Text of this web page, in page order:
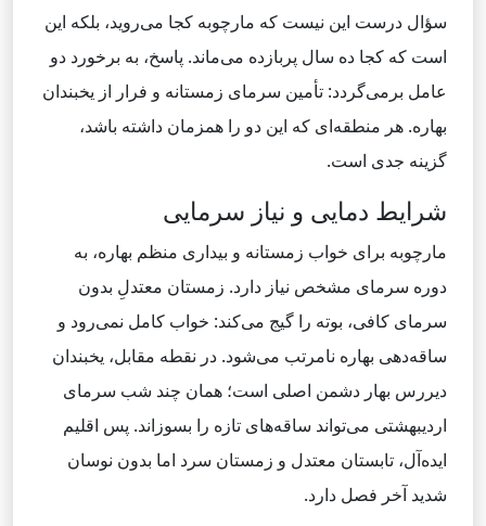
سؤال درست این نیست که مارچوبه کجا می‌روید، بلکه این
است که کجا ده سال پربازده می‌ماند. پاسخ، به برخورد دو
عامل برمی‌گردد: تأمین سرمای زمستانه و فرار از یخبندان
بهاره. هر منطقه‌ای که این دو را همزمان داشته باشد،
گزینه جدی است.
شرایط دمایی و نیاز سرمایی
مارچوبه برای خواب زمستانه و بیداری منظم بهاره، به
دوره سرمای مشخص نیاز دارد. زمستان معتدلِ بدون
سرمای کافی، بوته را گیج می‌کند: خواب کامل نمی‌رود و
ساقه‌دهی بهاره نامرتب می‌شود. در نقطه مقابل، یخبندان
دیررس بهار دشمن اصلی است؛ همان چند شب سرمای
اردیبهشتی می‌تواند ساقه‌های تازه را بسوزاند. پس اقلیم
ایده‌آل، تابستان معتدل و زمستان سرد اما بدون نوسان
شدید آخر فصل دارد.